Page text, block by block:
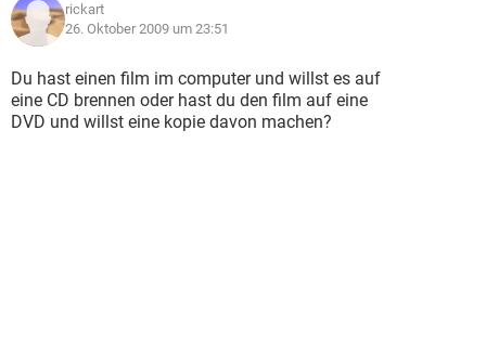
rickart
26. Oktober 2009 um 23:51
Du hast einen film im computer und willst es auf
eine CD brennen oder hast du den film auf eine
DVD und willst eine kopie davon machen?